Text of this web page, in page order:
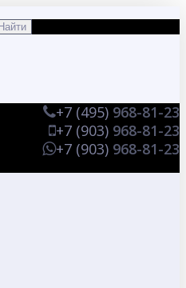
+7 (495) 968-81-23
+7 (903) 968-81-23
+7 (903) 968-81-23